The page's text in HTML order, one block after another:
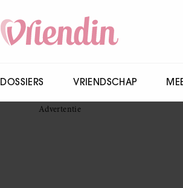
DOSSIERS VRIENDSCHAP